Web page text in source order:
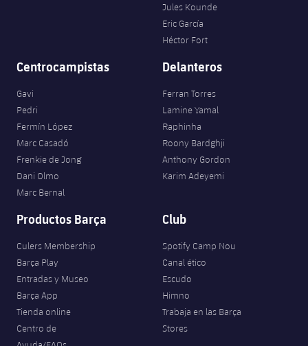
Jules Kounde
Eric García
Héctor Fort
Centrocampistas
Gavi
Pedri
Fermín López
Marc Casadó
Frenkie de Jong
Dani Olmo
Marc Bernal
Delanteros
Ferran Torres
Lamine Yamal
Raphinha
Roony Bardghji
Anthony Gordon
Karim Adeyemi
Productos Barça
Culers Membership
Barça Play
Entradas y Museo
Barça App
Tienda online
Centro de
Club
Spotify Camp Nou
Canal ético
Escudo
Himno
Trabaja en las Barça
Stores